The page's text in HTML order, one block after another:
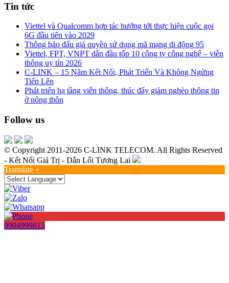
Tin tức
Viettel và Qualcomm hợp tác hướng tới thực hiện cuộc gọi
6G đầu tiên vào 2029
Thông báo đấu giá quyền sử dụng mã mạng di động 95
Viettel, FPT, VNPT dẫn đầu tốp 10 công ty công nghệ – viễn
thông uy tín 2026
C-LINK – 15 Năm Kết Nối, Phát Triển Và Không Ngừng
Tiến Lên
Phát triển hạ tầng viễn thông, thúc đẩy giảm nghèo thông tin
ở nông thôn
Follow us
© Copyright 2011-2026 C-LINK TELECOM. All Rights Reserved
- Kết Nối Giá Trị - Dẫn Lối Tương Lai
Translate »
0904999815